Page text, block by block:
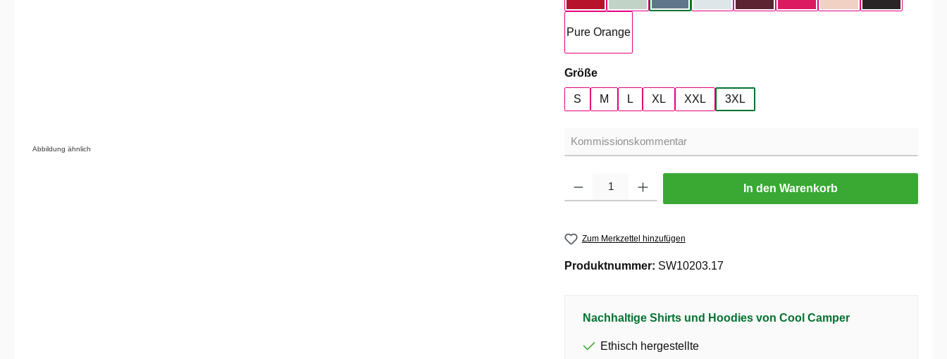
Abbildung ähnlich
Pure Orange
Größeauswählen
S M L XL XXL 3XL
In den Warenkorb
Zum Merkzettel hinzufügen
Produktnummer: SW10203.17
Nachhaltige Shirts und Hoodies von Cool Camper
Ethisch hergestellte